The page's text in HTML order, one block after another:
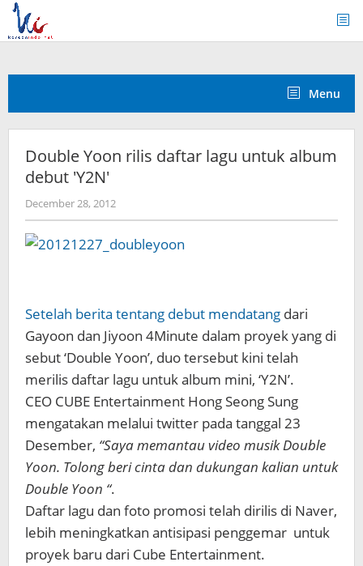
Skip
content
Menu
Double Yoon rilis daftar lagu untuk album
debut 'Y2N'
December 28, 2012by
Koreanindo
Setelah berita tentang debut mendatang dari
Gayoon dan Jiyoon 4Minute dalam proyek yang di
sebut ‘Double Yoon’, duo tersebut kini telah
merilis daftar lagu untuk album mini, ‘Y2N’.
CEO CUBE Entertainment Hong Seong Sung
mengatakan melalui twitter pada tanggal 23
Desember, “Saya memantau video musik Double
Yoon. Tolong beri cinta dan dukungan kalian untuk
Double Yoon “.
Daftar lagu dan foto promosi telah dirilis di Naver,
lebih meningkatkan antisipasi penggemar untuk
proyek baru dari Cube Entertainment.